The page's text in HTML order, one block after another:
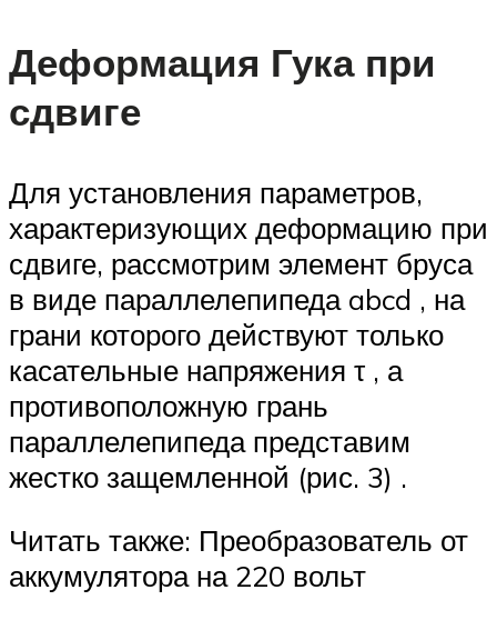
Деформация Гука при
сдвиге
Для установления параметров,
характеризующих деформацию при
сдвиге, рассмотрим элемент бруса
в виде параллелепипеда abcd , на
грани которого действуют только
касательные напряжения τ , а
противоположную грань
параллелепипеда представим
жестко защемленной (рис. 3) .
Читать также: Преобразователь от
аккумулятора на 220 вольт